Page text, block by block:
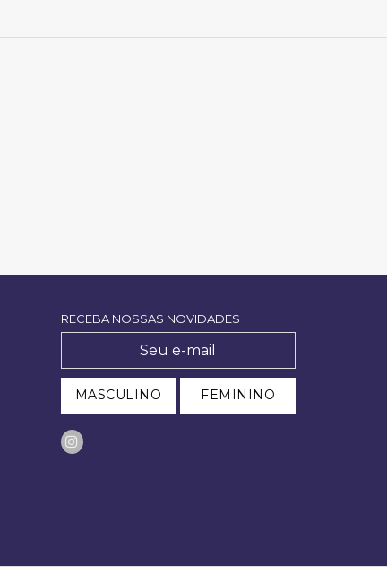
RECEBA NOSSAS NOVIDADES
MASCULINO FEMININO